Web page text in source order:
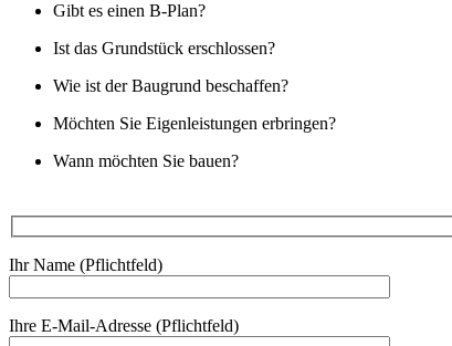
Gibt es einen B-Plan?
Ist das Grundstück erschlossen?
Wie ist der Baugrund beschaffen?
Möchten Sie Eigenleistungen erbringen?
Wann möchten Sie bauen?
Ihr Name (Pflichtfeld)
Ihre E-Mail-Adresse (Pflichtfeld)